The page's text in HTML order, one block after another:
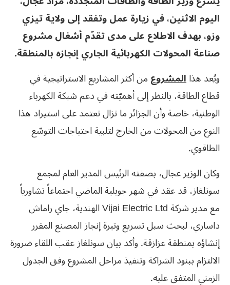
اليوم الاثنين، في زيارة عمل وتفقد إلى ولاية تيزي
وزو، بهدف الاطلاع على مدى تقدّم أشغال مشروع
صناعة المحولات الكهربائية الجاري إنجازه بالمنطقة.
ويُعد هذاالمشروعمن أكثر المشاريع الاستراتيجية في
قطاع الطاقة، بالنظر إلى أهميّته في دعم شبكة الكهرباء
الوطنية، خاصة وأن الجزائر ما تزال تعتمد على استيراد هذا
النوع من المحولات من الخارج لتلبية احتياجات التوسّع
الطاقوي.
وكان الوزير عجال، بصفته الرئيس المدير العام لمجمع
سونلغاز، قد عقد في شهر جويلية الماضي اجتماعاً تشاورياً
مع مدير شركة Vijai Electric Ltd الهندية، جاي راماش
داساري، لبحث سبل تسريع وتيرة إنجاز المصنع المقرر
إنشاؤه بمنطقة عزازقة. وأكد بيان سونلغاز عقب اللقاء ضرورة
الالتزام ببنود الشراكة وتنفيذ مراحل المشروع وفق الجدول
الزمني المتفق عليه.